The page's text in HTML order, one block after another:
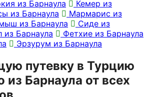
из Барнаула
Кемер из
из Барнаула
Мармарис из
из Барнаула
Сиде из
из Барнаула
Фетхие из Барнаула
Эрзурум из Барнаула
путевку в Турцию
из Барнаула от всех